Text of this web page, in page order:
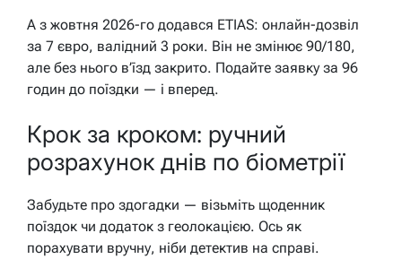
А з жовтня 2026-го додався ETIAS: онлайн-дозвіл
за 7 євро, валідний 3 роки. Він не змінює 90/180,
але без нього в’їзд закрито. Подайте заявку за 96
годин до поїздки — і вперед.
Крок за кроком: ручний
розрахунок днів по біометрії
Забудьте про здогадки — візьміть щоденник
поїздок чи додаток з геолокацією. Ось як
порахувати вручну, ніби детектив на справі.